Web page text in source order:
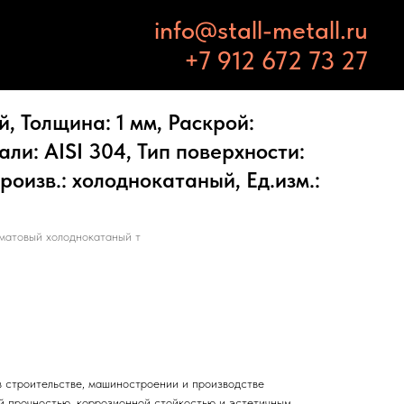
info@stall-metall.ru
+7 912 672 73 27
Толщина: 1 мм, Раскрой:
AISI 304, Тип поверхности:
холоднокатаный, Ед.изм.:
холоднокатаный т
машиностроении и производстве